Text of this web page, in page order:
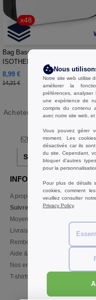
x48
Bag Base BG960 - SAC REPAS
ISOTHERME POUR LA
SUBLIMATION
8,99 €
14,21 €
Acheter Sacs Glacière en
S'abonner!
INFORMATION
A propos de Ntextil
Suivre ma commande
Moyens de paiement
Livraison
Remboursements/retours
Aide & FAQs
Nos engagements
T-shirts en gros local
Nous
Notre site web utilise
améliorer la
préférences,
une expérience de
compris du contenu
avec notre site web, et
Vous pouvez gérer
moment. Les
désactivés car ils
du site. Cependant,
bloquer d'autres
pour la
Pour plus de détails
cookies, comment
veuillez consulter
Privacy Policy.